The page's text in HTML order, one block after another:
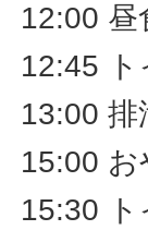
12:00 昼
12:45 ト
13:00 排
15:00 お
15:30 ト